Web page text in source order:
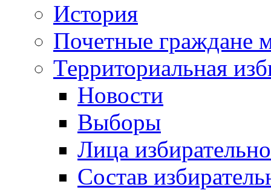
История
Почетные граждане
Территориальная
Новости
Выборы
Лица
Состав